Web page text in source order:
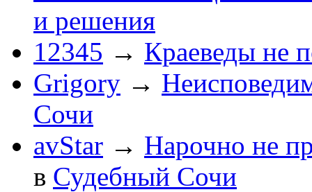
и решения
12345 → Краеведы не
Grigory →
Сочи
avStar → Нарочно не
в Судебный Сочи